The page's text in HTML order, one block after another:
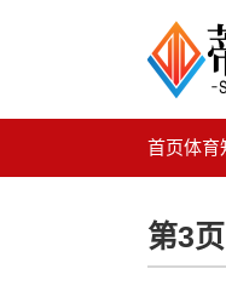
首页体育
第3页